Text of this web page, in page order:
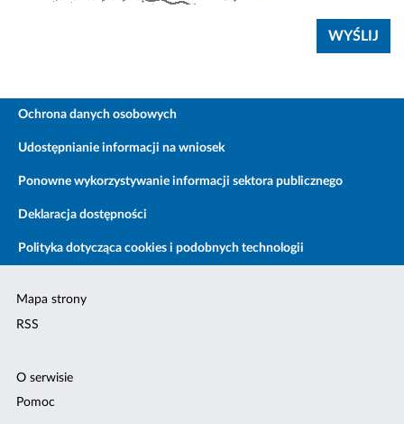
Ochrona danych osobowych
Udostępnianie informacji na wniosek
Ponowne wykorzystywanie informacji sektora publicznego
Deklaracja dostępności
Polityka dotycząca cookies i podobnych technologii
Mapa strony
RSS
O serwisie
Pomoc